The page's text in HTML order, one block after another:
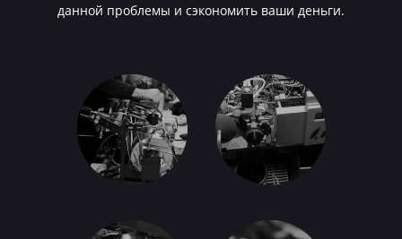
данной проблемы и сэкономить ваши деньги.